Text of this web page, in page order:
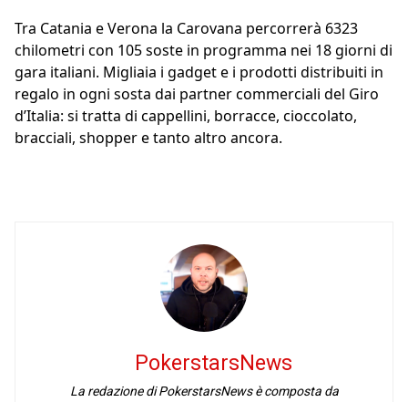
Tra Catania e Verona la Carovana percorrerà 6323
chilometri con 105 soste in programma nei 18 giorni di
gara italiani. Migliaia i gadget e i prodotti distribuiti in
regalo in ogni sosta dai partner commerciali del Giro
d’Italia: si tratta di cappellini, borracce, cioccolato,
bracciali, shopper e tanto altro ancora.
PokerstarsNews
La redazione di PokerstarsNews è composta da